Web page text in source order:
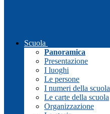
Scuola
Panoramica
Presentazione
I luoghi
Le persone
I numeri della scuola
Le carte della scuola
Organizzazione